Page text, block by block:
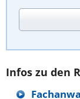
Infos zu den